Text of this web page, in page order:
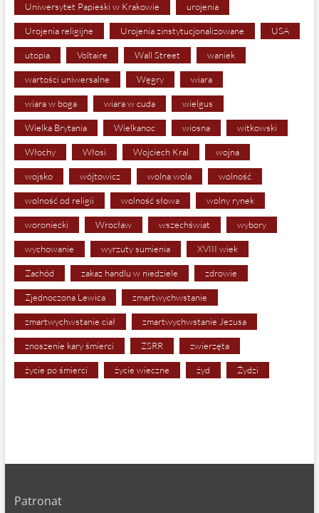
Uniwersytet Papieski w Krakowie urojenia
Urojenia religijne Urojenia zinstytucjonalizowane USA
utopia Voltaire Wall Street waniek
wartości uniwersalne Węgry wiara
wiara w boga wiara w cuda wielgus
Wielka Brytania Wielkanoc wiosna witkowski
Włochy Włosi Wojciech Kral wojna
wojsko wójtowicz wolna wola wolność
wolność od religii wolność słowa wolny rynek
woroniecki Wrocław wszechświat wybory
wychowanie wyrzuty sumienia XVIII wiek
Zachód zakaz handlu w niedziele zdrowie
Zjednoczona Lewica zmartwychwstanie
zmartwychwstanie ciał zmartwychwstanie Jezusa
znoszenie kary śmierci ZSRR zwierzęta
życie po śmierci życie wieczne żyd Żydzi
Patronat